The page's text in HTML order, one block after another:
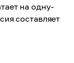
на одну-
составляет